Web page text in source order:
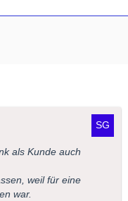
als Kunde auch
weil für eine
war.